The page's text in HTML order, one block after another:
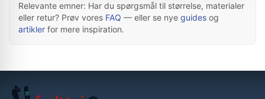
Relevante emner: Har du spørgsmål til størrelse, materialer
eller retur? Prøv vores FAQ — eller se nye guides og
artikler for mere inspiration.